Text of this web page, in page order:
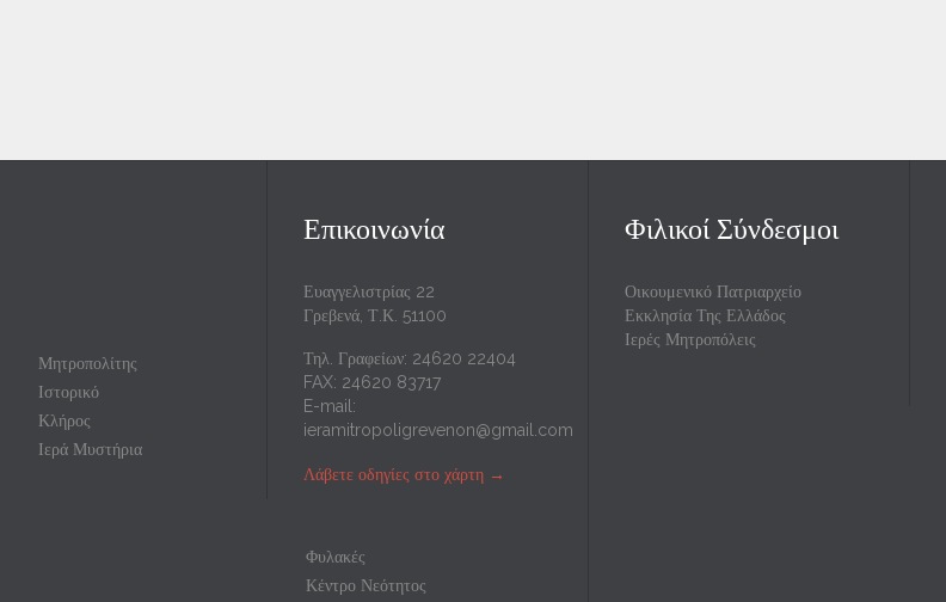
Μητροπολίτης
Ιστορικό
Κλήρος
Ιερά Μυστήρια
Επικοινωνία
Ευαγγελιστρίας 22
Γρεβενά, Τ.Κ. 51100
Τηλ. Γραφείων: 24620 22404
FAX: 24620 83717
E-mail:
ieramitropoligrevenon@gmail.com
Λάβετε οδηγίες στο χάρτη →
Φυλακές
Κέντρο Νεότητος
Φιλικοί Σύνδεσμοι
Οικουμενικό Πατριαρχείο
Εκκλησία Της Ελλάδος
Ιερές Μητροπόλεις